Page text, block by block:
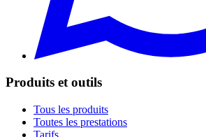
Produits et outils
Tous les produits
Toutes les prestations
Tarifs